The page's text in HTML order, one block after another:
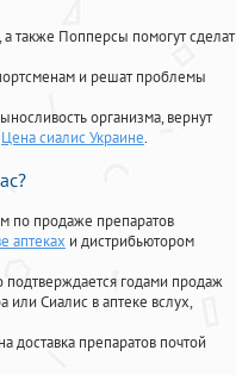
а также Попперсы помогут
и решат проблемы
организма, вернут
Цена сиалис Украине.
по продаже препаратов
аптеках и дистрибьютором
подтверждается годами продаж
или Сиалис в аптеке вслух,
доставка препаратов почтой